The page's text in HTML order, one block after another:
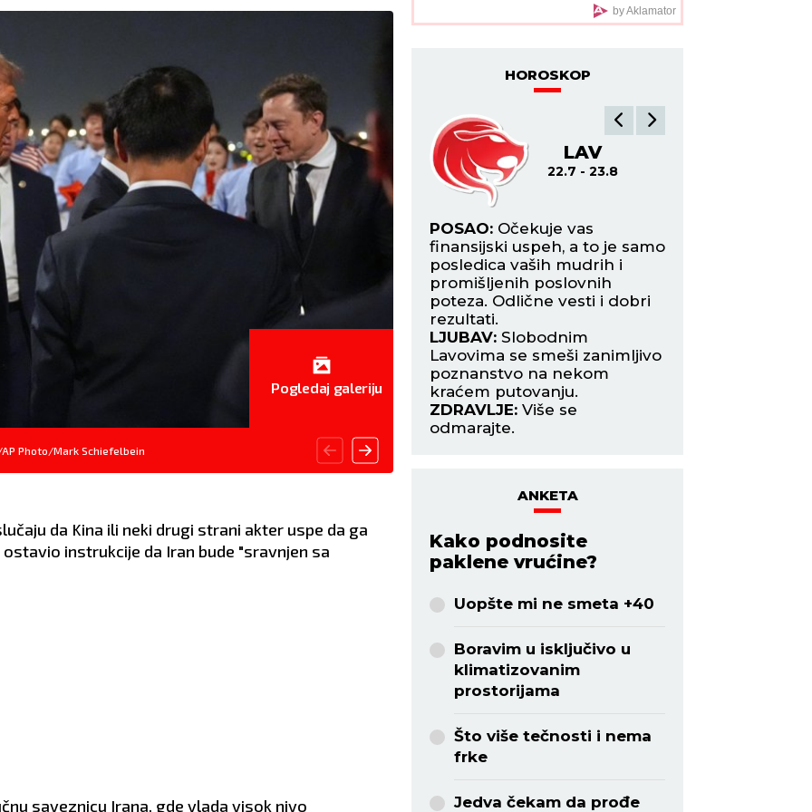
Photo/Mark Schiefelbein
Pogledaj galeriju
da Kina ili neki drugi strani akter uspe da ga
instrukcije da Iran bude "sravnjen sa
saveznicu Irana, gde vlada visok nivo
"Došlo je vreme! Niko
me neće iskoristiti"
by Aklamator
HOROSKOP
BLIZANCI
22.5 - 21.6
Finansijski problem
dovesti do odlaganja
dela poslovnog
Timskim radom
da prevaziđete
Udaljili ste se od
Posvetite jedno
RAK
22.6 - 22.7
Neočekivani izdaci
analizama i planiranju i trošite
novac što racionalnije.
Slobodnim
zasnovana više na seksualnoj
privlačnosti. Prepustite se
trenirate.
LAV
22.7 - 23.8
POSAO: Očekuje vas
finansijski uspeh, a to je samo
posledica vaših mudrih i
promišljenih poslovnih
poteza. Odlične vesti i dobri
rezultati.
LJUBAV: Slobodnim
Lavovima se smeši zanimljivo
poznanstvo na nekom
kraćem putovanju.
ZDRAVLJE: Više se
odmarajte.
ANKETA
Kako podnosite
paklene vrućine?
Uopšte mi ne smeta +40
Boravim u isključivo u
klimatizovanim
prostorijama
Što više tečnosti i nema
frke
Jedva čekam da prođe